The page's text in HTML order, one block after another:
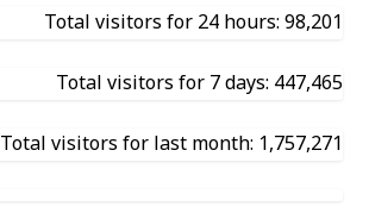
Total visitors for 24 hours: 98,201
Total visitors for 7 days: 447,465
Total visitors for last month: 1,757,271